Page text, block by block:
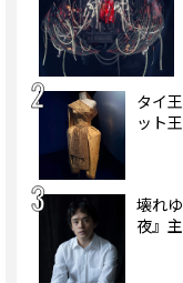
タイ
ット
壊れ
夜』